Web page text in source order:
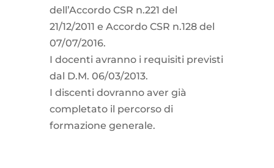
dell’Accordo CSR n.221 del
21/12/2011 e Accordo CSR n.128 del
07/07/2016.
I docenti avranno i requisiti previsti
dal D.M. 06/03/2013.
I discenti dovranno aver già
completato il percorso di
formazione generale.